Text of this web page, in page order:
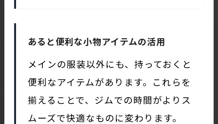
あると便利な小物アイテムの活用
メインの服装以外にも、持っておくと
便利なアイテムがあります。これらを
揃えることで、ジムでの時間がよりス
ムーズで快適なものに変わります。